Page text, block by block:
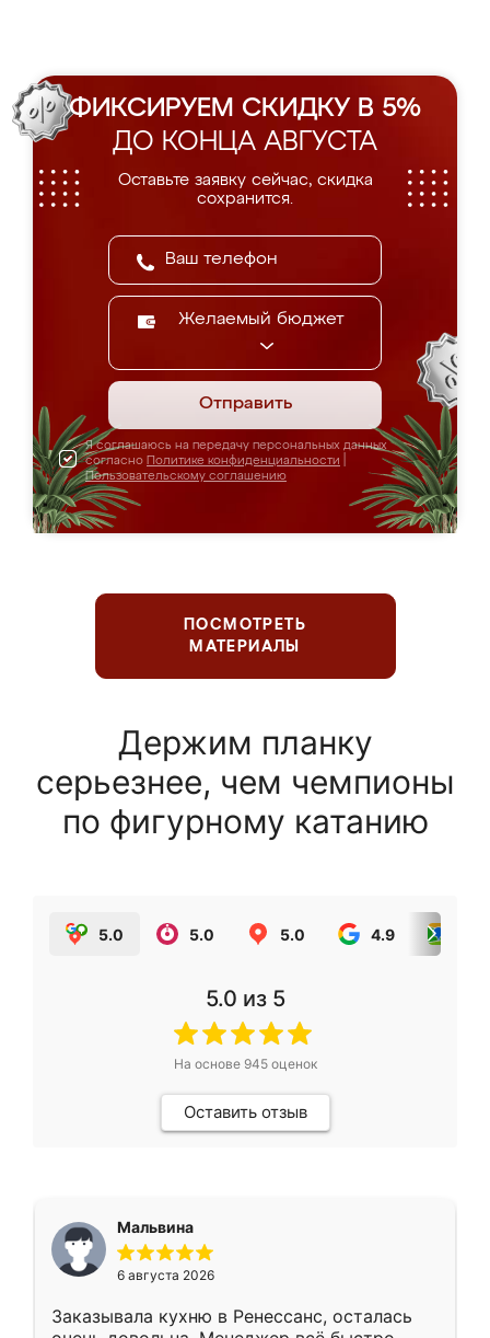
ФИКСИРУЕМ СКИДКУ В 5%
ДО КОНЦА АВГУСТА
Оставьте заявку сейчас, скидка
сохранится.
Желаемый бюджет
Отправить
Я соглашаюсь на передачу персональных данных
согласно Политике конфиденциальности
Пользовательскому соглашению
ПОСМОТРЕТЬ
МАТЕРИАЛЫ
Держим планку
серьезнее, чем чемпионы
по фигурному катанию
5.0 5.0 5.0 4.9
5.0 из 5
На основе 945оценок
Оставить отзыв
Мальвина
6 августа 2026
Заказывала кухню в Ренессанс, осталась